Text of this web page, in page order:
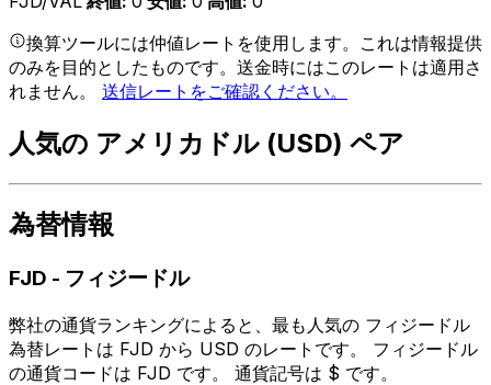
換算ツールには仲値レートを使用します。これは情報提供
のみを目的としたものです。送金時にはこのレートは適用さ
れません。 送信レートをご確認ください。
人気の アメリカドル (USD) ペア
為替情報
FJD - フィジードル
弊社の通貨ランキングによると、最も人気の フィジードル
為替レートは FJD から USD のレートです。 フィジードル
の通貨コードは FJD です。 通貨記号は $ です。